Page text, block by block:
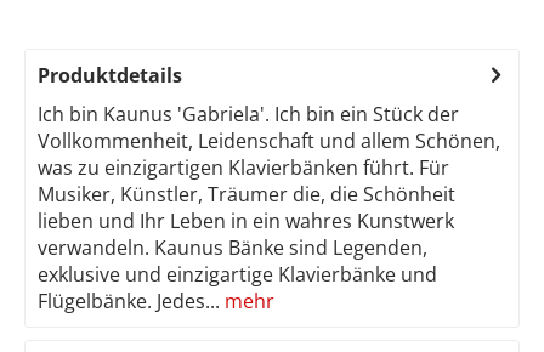
Produktdetails
Ich bin Kaunus 'Gabriela'. Ich bin ein Stück der
Vollkommenheit, Leidenschaft und allem Schönen,
was zu einzigartigen Klavierbänken führt. Für
Musiker, Künstler, Träumer die, die Schönheit
lieben und Ihr Leben in ein wahres Kunstwerk
verwandeln. Kaunus Bänke sind Legenden,
exklusive und einzigartige Klavierbänke und
Flügelbänke. Jedes... mehr